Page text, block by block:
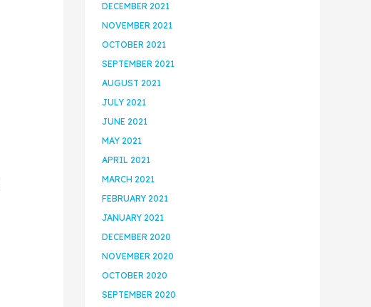
DECEMBER 2021
NOVEMBER 2021
OCTOBER 2021
SEPTEMBER 2021
AUGUST 2021
JULY 2021
JUNE 2021
MAY 2021
APRIL 2021
MARCH 2021
FEBRUARY 2021
JANUARY 2021
DECEMBER 2020
NOVEMBER 2020
OCTOBER 2020
SEPTEMBER 2020